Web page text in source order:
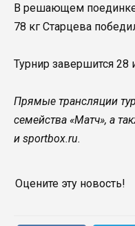
В решающем
78 кг Старцева
Турнир завершится 28
Прямые трансляции
семейства «Матч», а
и sportbox.ru.
Оцените эту новость!